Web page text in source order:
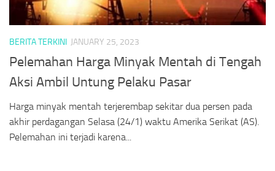
BERITA TERKINI JANUARY 25, 2023
Pelemahan Harga Minyak Mentah di Tengah
Aksi Ambil Untung Pelaku Pasar
Harga minyak mentah terjerembap sekitar dua persen pada
akhir perdagangan Selasa (24/1) waktu Amerika Serikat (AS).
Pelemahan ini terjadi karena...